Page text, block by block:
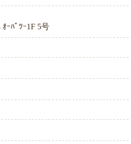
ｰﾊﾟﾂｰ1F 5号